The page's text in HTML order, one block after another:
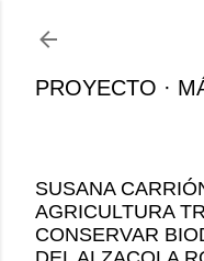
PROYECTO
SUSANA
AGRICULTURA
CONSERVAR